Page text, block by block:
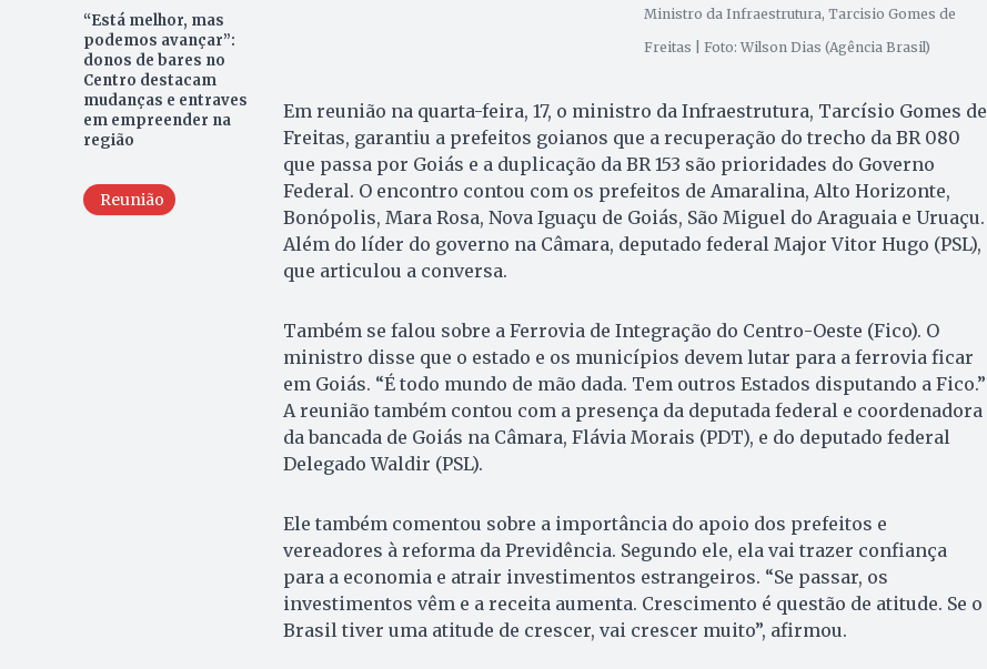
“Está melhor, mas
podemos avançar”:
donos de bares no
Centro destacam
mudanças e entraves
em empreender na
região
Reunião
Ministro da Infraestrutura, Tarcisio Gomes de
Freitas | Foto: Wilson Dias (Agência Brasil)
Em reunião na quarta-feira, 17, o ministro da Infraestrutura, Tarcísio Gomes de
Freitas, garantiu a prefeitos goianos que a recuperação do trecho da BR 080
que passa por Goiás e a duplicação da BR 153 são prioridades do Governo
Federal. O encontro contou com os prefeitos de Amaralina, Alto Horizonte,
Bonópolis, Mara Rosa, Nova Iguaçu de Goiás, São Miguel do Araguaia e Uruaçu.
Além do líder do governo na Câmara, deputado federal Major Vitor Hugo (PSL),
que articulou a conversa.
Também se falou sobre a Ferrovia de Integração do Centro-Oeste (Fico). O
ministro disse que o estado e os municípios devem lutar para a ferrovia ficar
em Goiás. “É todo mundo de mão dada. Tem outros Estados disputando a Fico.”
A reunião também contou com a presença da deputada federal e coordenadora
da bancada de Goiás na Câmara, Flávia Morais (PDT), e do deputado federal
Delegado Waldir (PSL).
Ele também comentou sobre a importância do apoio dos prefeitos e
vereadores à reforma da Previdência. Segundo ele, ela vai trazer confiança
para a economia e atrair investimentos estrangeiros. “Se passar, os
investimentos vêm e a receita aumenta. Crescimento é questão de atitude. Se o
Brasil tiver uma atitude de crescer, vai crescer muito”, afirmou.